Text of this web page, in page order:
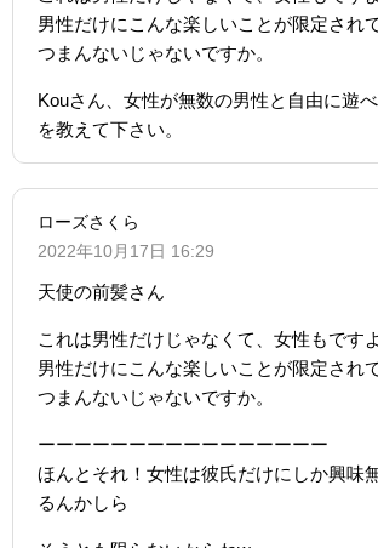
男性だけにこんな楽しいことが限定され
つまんないじゃないですか。
Kouさん、女性が無数の男性と自由に遊
を教えて下さい。
ローズさくら
2022年10月17日 16:29
天使の前髪さん
これは男性だけじゃなくて、女性もです
男性だけにこんな楽しいことが限定され
つまんないじゃないですか。
ーーーーーーーーーーーーーーーー
ほんとそれ！女性は彼氏だけにしか興味
るんかしら